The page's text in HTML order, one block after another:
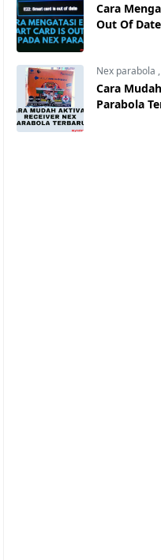
Cara
Out Of
Nex parabola ,
Cara
Parabola